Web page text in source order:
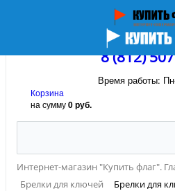
8 (812)
Время работы:
Корзина
на сумму0 руб.
Интернет-магазин "Купить флаг".
Брелки для ключей
Брелки для